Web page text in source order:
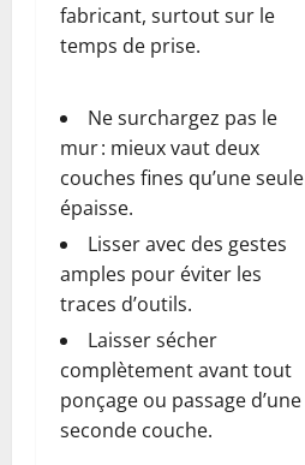
fabricant, surtout sur le
temps de prise.
Ne surchargez pas le
mur : mieux vaut deux
couches fines qu’une seule
épaisse.
Lisser avec des gestes
amples pour éviter les
traces d’outils.
Laisser sécher
complètement avant tout
ponçage ou passage d’une
seconde couche.